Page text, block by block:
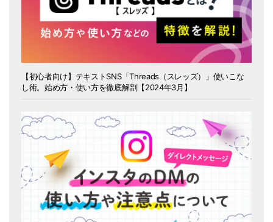
【初心者向け】テキストSNS「Threads（スレッズ）」使いこな
し術。始め方・使い方を徹底解剖【2024年3月】